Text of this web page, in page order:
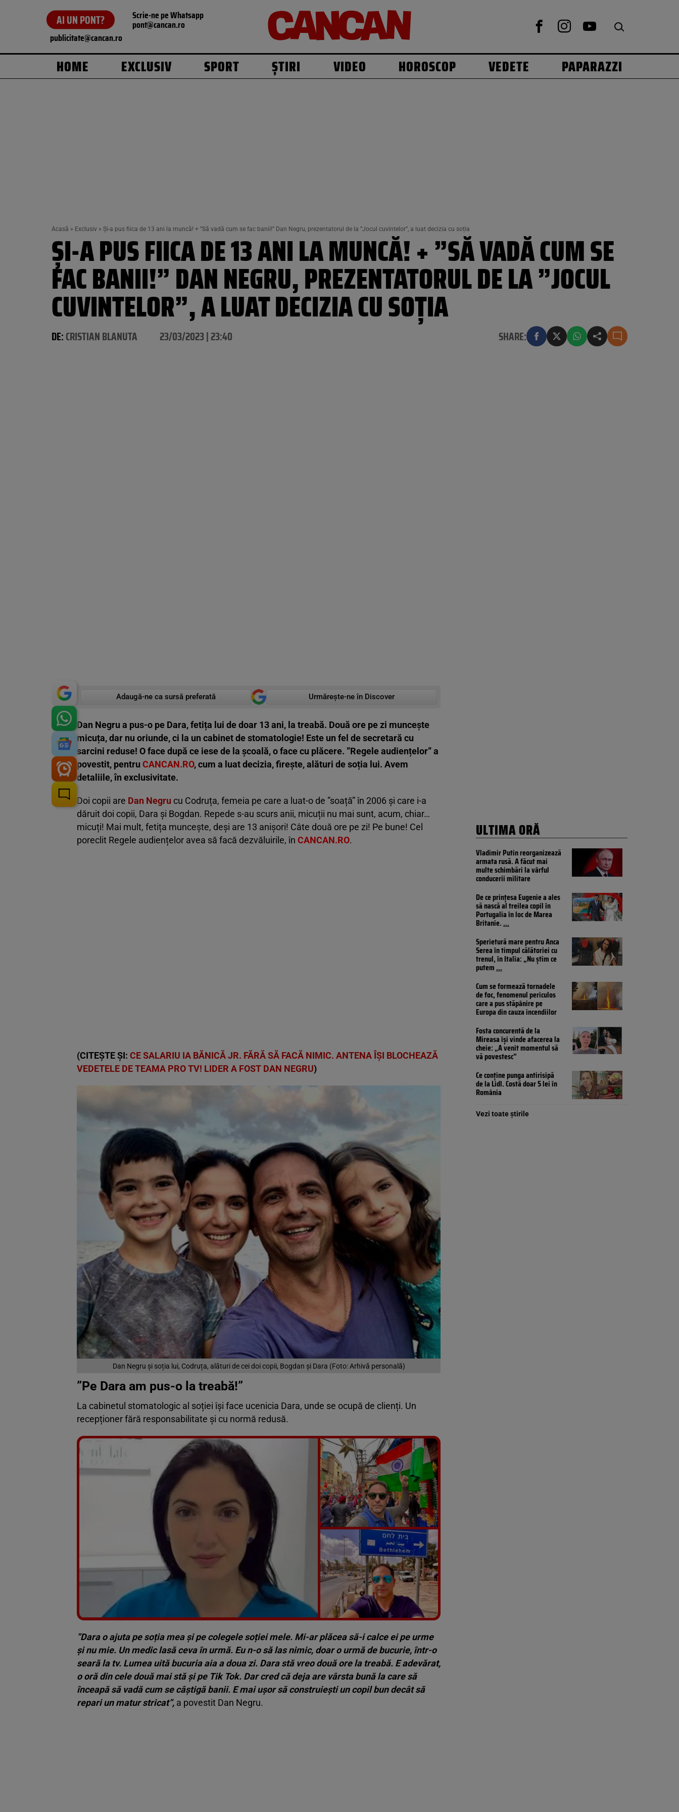
AI UN PONT? Scrie-ne pe Whatsapp
pont@cancan.ro
publicitate@cancan.ro
HOME EXCLUSIV SPORT ȘTIRI VIDEO HOROSCOP VEDETE PAPARAZZI
Acasă » Exclusiv » Și-a pus fiica de 13 ani la muncă! + ”Să vadă cum se fac banii!” Dan Negru, prezentatorul de la ”Jocul cuvintelor”, a luat decizia cu soția
ȘI-A PUS FIICA DE 13 ANI LA MUNCĂ! + ”SĂ VADĂ CUM SE
FAC BANII!” DAN NEGRU, PREZENTATORUL DE LA ”JOCUL
CUVINTELOR”, A LUAT DECIZIA CU SOȚIA
DE:CRISTIAN BLANUTA 23/03/2023 | 23:40 SHARE:
Adaugă-ne ca sursă preferată Urmărește-ne în Discover
Dan Negru a pus-o pe Dara, fetița lui de doar 13 ani, la treabă. Două ore pe zi muncește
micuța, dar nu oriunde, ci la un cabinet de stomatologie! Este un fel de secretară cu
sarcini reduse! O face după ce iese de la școală, o face cu plăcere. ”Regele audiențelor” a
povestit, pentru CANCAN.RO, cum a luat decizia, firește, alături de soția lui. Avem
detaliile, în exclusivitate.
Doi copii are Dan Negru cu Codruța, femeia pe care a luat-o de ”soață” în 2006 și care i-a
dăruit doi copii, Dara și Bogdan. Repede s-au scurs anii, micuții nu mai sunt, acum, chiar…
micuți! Mai mult, fetița muncește, deși are 13 anișori! Câte două ore pe zi! Pe bune! Cel
poreclit Regele audiențelor avea să facă dezvăluirile, în CANCAN.RO.
(CITEȘTE ȘI: CE SALARIU IA BĂNICĂ JR. FĂRĂ SĂ FACĂ NIMIC. ANTENA ÎȘI BLOCHEAZĂ
VEDETELE DE TEAMA PRO TV! LIDER A FOST DAN NEGRU)
Dan Negru și soția lui, Codruța, alături de cei doi copii, Bogdan și Dara (Foto: Arhivă personală)
”Pe Dara am pus-o la treabă!”
La cabinetul stomatologic al soției își face ucenicia Dara, unde se ocupă de clienți. Un
recepționer fără responsabilitate și cu normă redusă.
Vezi galeria foto
8 poze
”Dara o ajuta pe soția mea și pe colegele soției mele. Mi-ar plăcea să-i calce ei pe urme
și nu mie. Un medic lasă ceva în urmă. Eu n-o să las nimic, doar o urmă de bucurie, într-o
seară la tv. Lumea uită bucuria aia a doua zi. Dara stă vreo două ore la treabă. E adevărat,
o oră din cele două mai stă și pe Tik Tok. Dar cred că deja are vârsta bună la care să
înceapă să vadă cum se câștigă banii. E mai ușor să construiești un copil bun decât să
repari un matur stricat”, a povestit Dan Negru.
ULTIMA ORĂ
Vladimir Putin reorganizează
armata rusă. A făcut mai
multe schimbări la vârful
conducerii militare
De ce prințesa Eugenie a ales
să nască al treilea copil în
Portugalia în loc de Marea
Britanie....
Sperietură mare pentru Anca
Serea în timpul călătoriei cu
trenul, în Italia: „Nu știm ce
putem...
Cum se formează tornadele
de foc, fenomenul periculos
care a pus stăpânire pe
Europa din cauza incendiilor
Fosta concurentă de la
Mireasa își vinde afacerea la
cheie: „A venit momentul să
vă povestesc”
Ce conține punga antirisipă
de la Lidl. Costă doar 5 lei în
România
Vezi toate știrile